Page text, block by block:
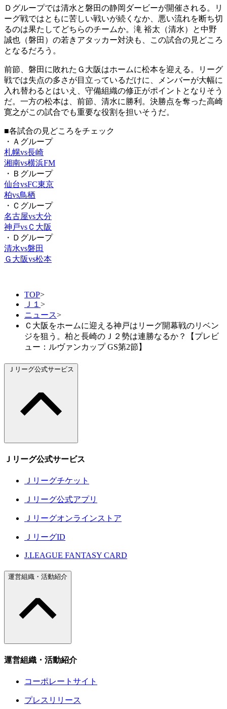
Ｄグループでは清水と磐田の静岡ダービーが開催される。リ
ーグ戦ではともに苦しい戦いが続くなか、悪い流れを断ち切
るのは果たしてどちらのチームか。滝 裕太（清水）と中野
誠也（磐田）の若きアタッカー対決も、この試合の見どころ
となるだろう。
前節、磐田に敗れたＧ大阪はホームに松本を迎える。リーグ
戦では失点の多さが目立っているだけに、メンバーが大幅に
入れ替わるとはいえ、守備組織の修正がポイントとなりそう
だ。一方の松本は、前節、清水に勝利。決勝点を奪った高崎
寛之がこの試合でも重要な役割を担いそうだ。
■各試合の見どころをチェック
・Ａグループ
札幌vs長崎
湘南vs横浜FM
・Ｂグループ
仙台vsFC東京
柏vs鳥栖
・Ｃグループ
名古屋vs大分
神戸vsＣ大阪
・Ｄグループ
清水vs磐田
Ｇ大阪vs松本
TOP>
Ｊ１ >
ニュース>
Ｃ大阪をホームに迎える神戸はリーグ開幕戦のリベン
ジを狙う。柏と長崎のＪ２勢は連勝なるか？【プレビ
ュー：ルヴァンカップ GS第2節】
Ｊリーグ公式サービス
Ｊリーグ公式サービス
Ｊリーグチケット
Ｊリーグ公式アプリ
Ｊリーグオンラインストア
ＪリーグID
J.LEAGUE FANTASY CARD
運営組織・活動紹介
運営組織・活動紹介
コーポレートサイト
プレスリリース